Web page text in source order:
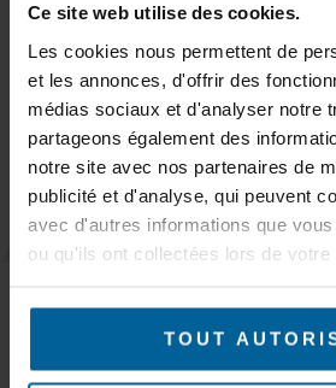
Ce site web utilise des cookies.
Les cookies nous permettent de
et les annonces, d'offrir des
médias sociaux et d'analyser notre
partageons également des
notre site avec nos partenaires de
publicité et d'analyse, qui peuvent
avec d'autres informations que
ou qu'ils ont collectées lors de votre
TOUT
S'inscrire
GARDEZ LE
CONTACT
AGV, AMR & robots
Ponts roulants,